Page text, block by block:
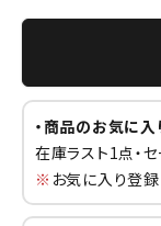
・商品のお気に
在庫ラスト1点・
※ お気に入り登